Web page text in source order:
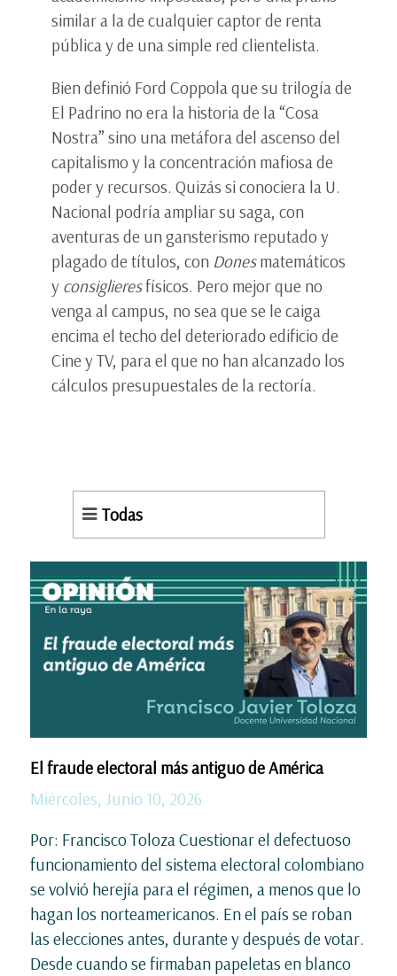
similar a la de cualquier captor de renta
pública y de una simple red clientelista.
Bien definió Ford Coppola que su trilogía de
El Padrino no era la historia de la “Cosa
Nostra” sino una metáfora del ascenso del
capitalismo y la concentración mafiosa de
poder y recursos. Quizás si conociera la U.
Nacional podría ampliar su saga, con
aventuras de un gansterismo reputado y
plagado de títulos, con Donesmatemáticos
y consiglieresfísicos. Pero mejor que no
venga al campus, no sea que se le caiga
encima el techo del deteriorado edificio de
Cine y TV, para el que no han alcanzado los
cálculos presupuestales de la rectoría.
Todas
El fraude electoral más antiguo de América
Miércoles, Junio 10, 2026
Por: Francisco Toloza Cuestionar el defectuoso
funcionamiento del sistema electoral colombiano
se volvió herejía para el régimen, a menos que lo
hagan los norteamericanos. En el país se roban
las elecciones antes, durante y después de votar.
Desde cuando se firmaban papeletas en blanco